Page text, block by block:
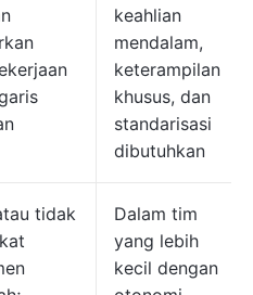
keahlian
mendalam,
keterampilan
khusus, dan
standarisasi
dibutuhkan
tidak
Dalam tim
yang lebih
kecil dengan